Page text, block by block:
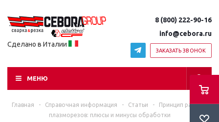
Сделано в Италии
8 (800) 222-90-16
info@cebora.ru
ЗАКАЗАТЬ ЗВОНОК
МЕНЮ
Главная - Справочная информация - Статьи -
Принцип работы
плазморезов: плюсы и минусы обработки